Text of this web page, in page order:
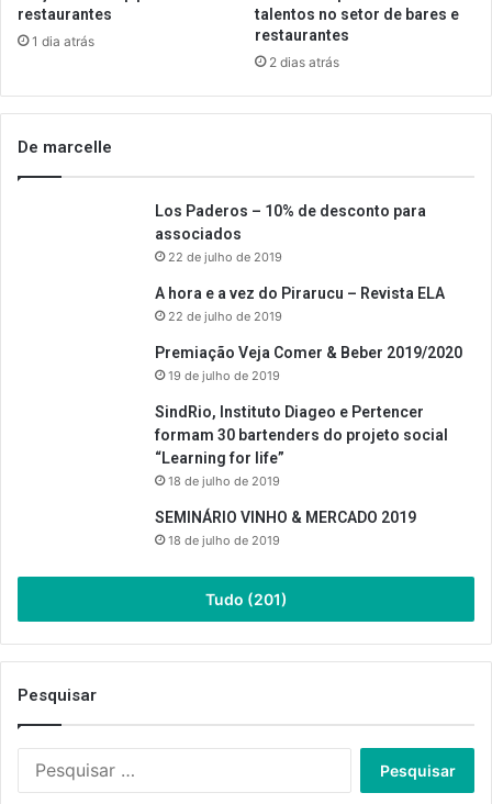
restaurantes
1 dia atrás
talentos no setor de bares e
restaurantes
2 dias atrás
De marcelle
Los Paderos – 10% de desconto para
associados
22 de julho de 2019
A hora e a vez do Pirarucu – Revista ELA
22 de julho de 2019
Premiação Veja Comer & Beber 2019/2020
19 de julho de 2019
SindRio, Instituto Diageo e Pertencer
formam 30 bartenders do projeto social
“Learning for life”
18 de julho de 2019
SEMINÁRIO VINHO & MERCADO 2019
18 de julho de 2019
Tudo (201)
Pesquisar